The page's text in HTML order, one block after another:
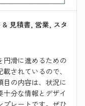
見積書, 営業, スタ
円滑に進めるための
されているので、
の内容は、状況に
分な情報とデザイ
プレートです。ぜひ